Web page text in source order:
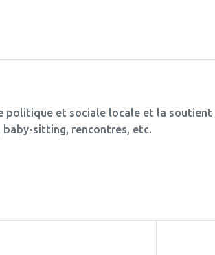
et sociale locale et la
baby-sitting, rencontres, etc.